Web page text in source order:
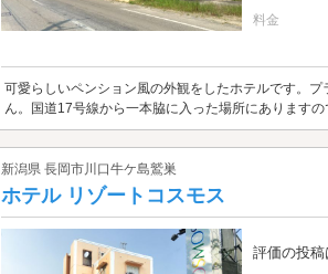
料金
可愛らしいペンション風の外観をしたホテルです。
ん。国道17号線から一本脇に入った場所にあります
新潟県 長岡市川口牛ケ島鷲巣
ホテル リゾートコスモス
評価の投稿